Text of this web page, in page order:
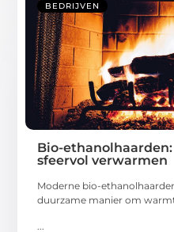
BEDRIJVEN
Bio-
sfeervol verwarmen
Moderne bio-
duurzame manier om